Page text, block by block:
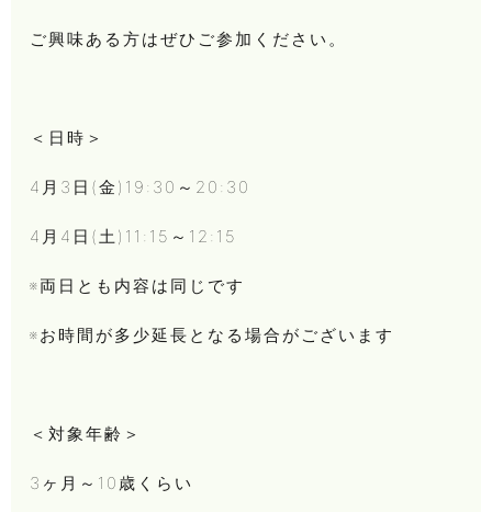
ご興味ある方はぜひご参加ください。
＜日時＞
4月3日(金)19:30～20:30
4月4日(土)11:15～12:15
※両日とも内容は同じです
※お時間が多少延長となる場合がございます
＜対象年齢＞
3ヶ月～10歳くらい